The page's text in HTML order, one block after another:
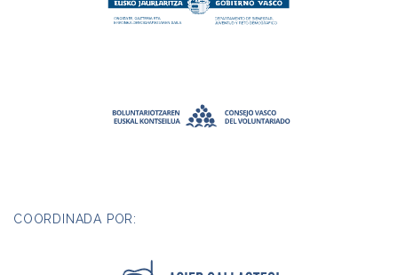
COORDINADA POR: